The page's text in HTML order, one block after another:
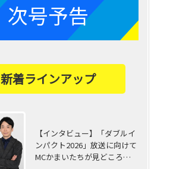
次号予告
新着ラインアップ
【インタビュー】「ダブルイ
ンパクト2026」放送に向けて
MCかまいたちが見どころ…